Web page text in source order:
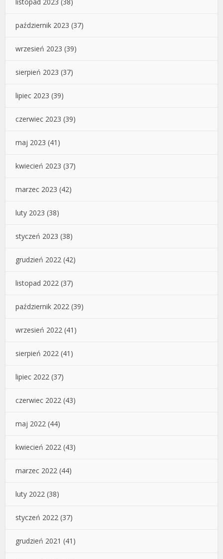
listopad 2023 (38)
październik 2023 (37)
wrzesień 2023 (39)
sierpień 2023 (37)
lipiec 2023 (39)
czerwiec 2023 (39)
maj 2023 (41)
kwiecień 2023 (37)
marzec 2023 (42)
luty 2023 (38)
styczeń 2023 (38)
grudzień 2022 (42)
listopad 2022 (37)
październik 2022 (39)
wrzesień 2022 (41)
sierpień 2022 (41)
lipiec 2022 (37)
czerwiec 2022 (43)
maj 2022 (44)
kwiecień 2022 (43)
marzec 2022 (44)
luty 2022 (38)
styczeń 2022 (37)
grudzień 2021 (41)